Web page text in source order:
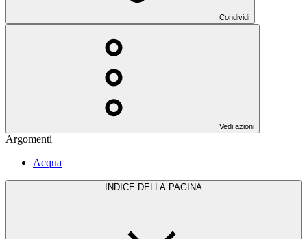
Condividi
Vedi azioni
Argomenti
Acqua
INDICE DELLA PAGINA